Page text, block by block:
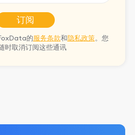
订阅
的服务条款和隐私政策。您
时取消订阅这些通讯